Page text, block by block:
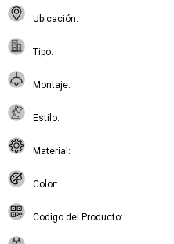
Ubicación
Tipo
Montaje
Estilo
Material
Color
Codigo del Producto